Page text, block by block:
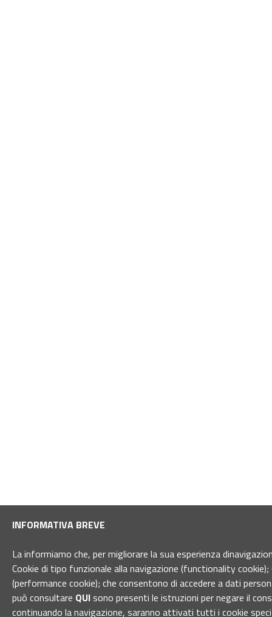
INFORMATIVA BREVE
La informiamo che, per migliorare la sua esperienza
Cookie di tipo funzionale alla navigazione (functionality
(performance cookie); che consentono di accedere a dati
può consultare QUIsono presenti le istruzioni per negare il
continuando la navigazione, saranno attivati tutti i cookie